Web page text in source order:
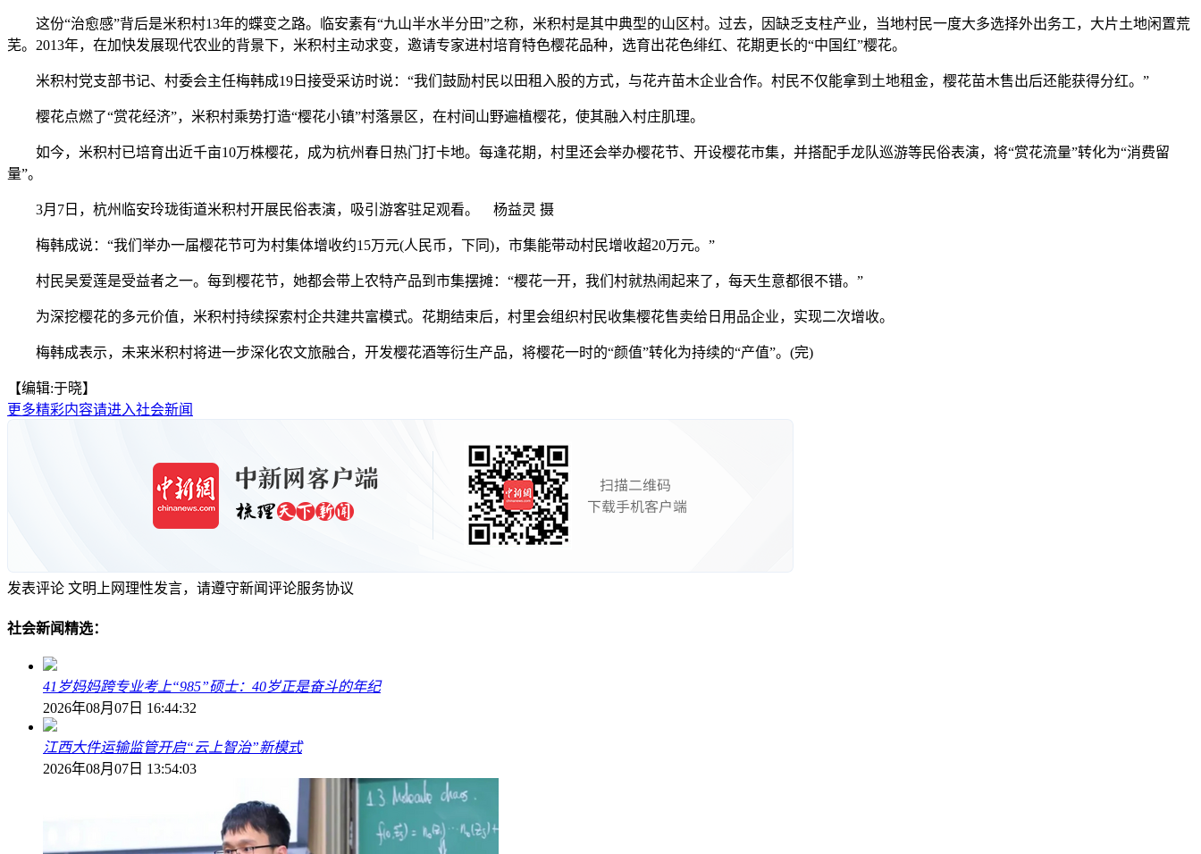
这份“治愈感”背后是米积村13年的蝶变之路。临安素有“九山半水半分田”之称，米积村是其中典型的山区村。过去，因缺乏支柱产业，当地村民一度大多选择外出务工，大片土地闲置荒
芜。2013年，在加快发展现代农业的背景下，米积村主动求变，邀请专家进村培育特色樱花品种，选育出花色绯红、花期更长的“中国红”樱花。
米积村党支部书记、村委会主任梅韩成19日接受采访时说：“我们鼓励村民以田租入股的方式，与花卉苗木企业合作。村民不仅能拿到土地租金，樱花苗木售出后还能获得分红。”
樱花点燃了“赏花经济”，米积村乘势打造“樱花小镇”村落景区，在村间山野遍植樱花，使其融入村庄肌理。
如今，米积村已培育出近千亩10万株樱花，成为杭州春日热门打卡地。每逢花期，村里还会举办樱花节、开设樱花市集，并搭配手龙队巡游等民俗表演，将“赏花流量”转化为“消费留
量”。
3月7日，杭州临安玲珑街道米积村开展民俗表演，吸引游客驻足观看。 杨益灵 摄
梅韩成说：“我们举办一届樱花节可为村集体增收约15万元(人民币，下同)，市集能带动村民增收超20万元。”
村民吴爱莲是受益者之一。每到樱花节，她都会带上农特产品到市集摆摊：“樱花一开，我们村就热闹起来了，每天生意都很不错。”
为深挖樱花的多元价值，米积村持续探索村企共建共富模式。花期结束后，村里会组织村民收集樱花售卖给日用品企业，实现二次增收。
梅韩成表示，未来米积村将进一步深化农文旅融合，开发樱花酒等衍生产品，将樱花一时的“颜值”转化为持续的“产值”。(完)
【编辑:于晓】
更多精彩内容请进入社会新闻
发表评论 文明上网理性发言，请遵守新闻评论服务协议
社会新闻精选：
41岁妈妈跨专业考上“985”硕士：40岁正是奋斗的年纪
2026年08月07日 16:44:32
江西大件运输监管开启“云上智治”新模式
2026年08月07日 13:54:03